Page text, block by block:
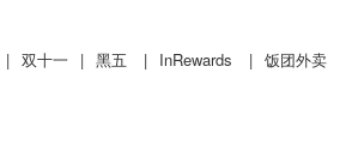
| 双十一 | 黑五 | InRewards | 饭团外卖